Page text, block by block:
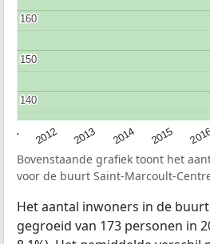
2012 2013 2014 2015
140
140
150
150
160
160
Bovenstaande grafiek toont het
voor de buurt Saint-Marcoult-
Het aantal inwoners in de
gegroeid van 173 personen in